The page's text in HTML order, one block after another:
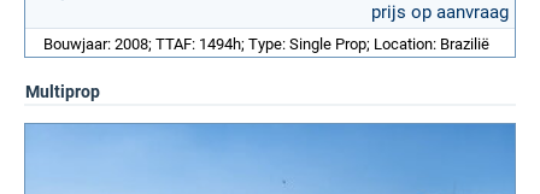
prijs op aanvraag
Bouwjaar: 2008; TTAF: 1494h; Type: Single Prop; Location: Brazilië
Multiprop